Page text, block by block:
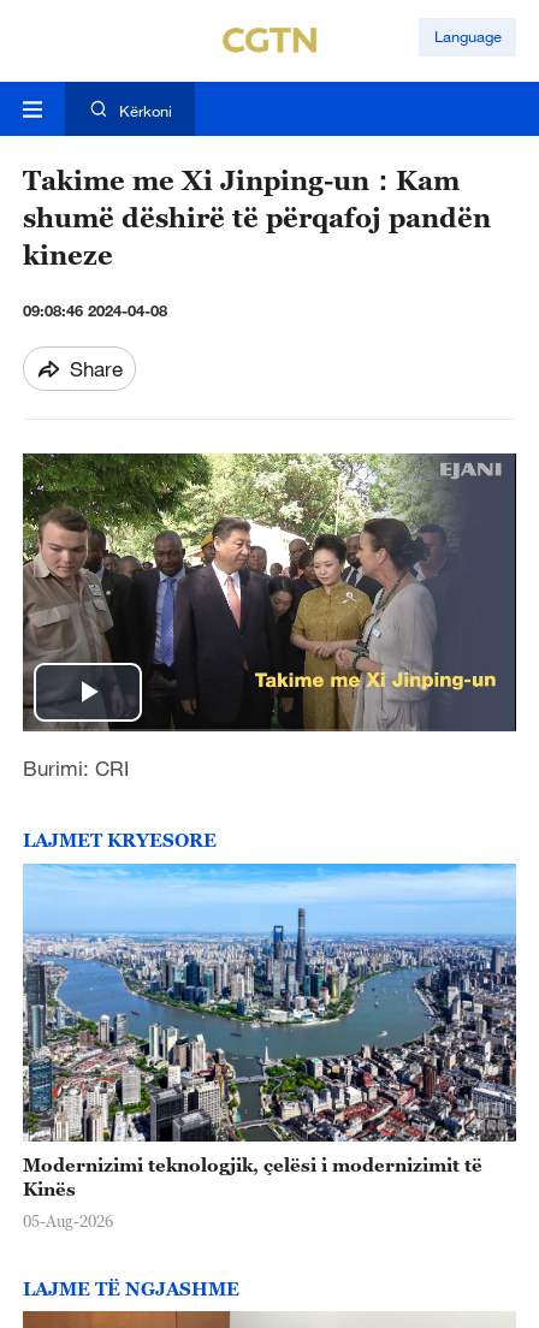
Language
Kërkoni
Takime me Xi Jinping-un：Kam
shumë dëshirë të përqafoj pandën
kineze
09:08:46 2024-04-08
Share
P
l
a
y
V
i
d
e
o
Burimi: CRI
LAJMET KRYESORE
Modernizimi teknologjik, çelësi i modernizimit të
Kinës
05-Aug-2026
LAJME TË NGJASHME